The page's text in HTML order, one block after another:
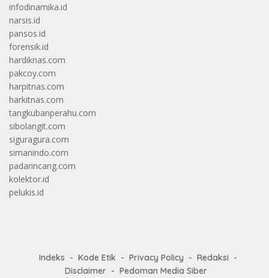
infodinamika.id
narsis.id
pansos.id
forensik.id
hardiknas.com
pakcoy.com
harpitnas.com
harkitnas.com
tangkubanperahu.com
sibolangit.com
siguragura.com
simanindo.com
padarincang.com
kolektor.id
pelukis.id
Indeks Kode Etik Privacy Policy
Redaksi
Disclaimer
Pedoman Media Siber